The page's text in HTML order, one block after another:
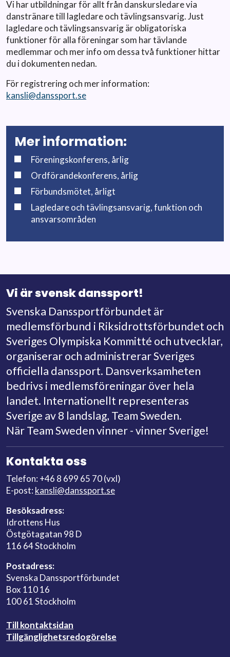
Vi har utbildningar för allt från danskursledare via
danstränare till lagledare och tävlingsansvarig. Just
lagledare och tävlingsansvarig är obligatoriska
funktioner för alla föreningar som har tävlande
medlemmar och mer info om dessa två funktioner hittar
du i dokumenten nedan.
För registrering och mer information:
kansli@danssport.se
Mer information:
Föreningskonferens, årlig
Ordförandekonferens, årlig
Förbundsmötet, årligt
Lagledare och tävlingsansvarig, funktion och
ansvarsområden
Vi är svensk danssport!
Svenska Danssportförbundet är
medlemsförbund i Riksidrottsförbundet och
Sveriges Olympiska Kommitté och utvecklar,
organiserar och administrerar Sveriges
officiella danssport. Dansverksamheten
bedrivs i medlemsföreningar över hela
landet. Internationellt representeras
Sverige av 8 landslag, Team Sweden.
När Team Sweden vinner - vinner Sverige!
Kontakta oss
Telefon: +46 8 699 65 70 (vxl)
E-post: kansli@danssport.se
Besöksadress:
Idrottens Hus
Östgötagatan 98 D
116 64 Stockholm
Postadress:
Svenska Danssportförbundet
Box 110 16
100 61 Stockholm
Till kontaktsidan
Tillgänglighetsredogörelse